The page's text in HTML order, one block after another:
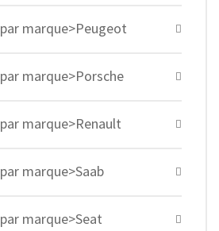
marque>Peugeot
marque>Porsche
marque>Renault
marque>Saab
marque>Seat